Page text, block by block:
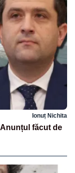
Ionuț Nichita
făcut de